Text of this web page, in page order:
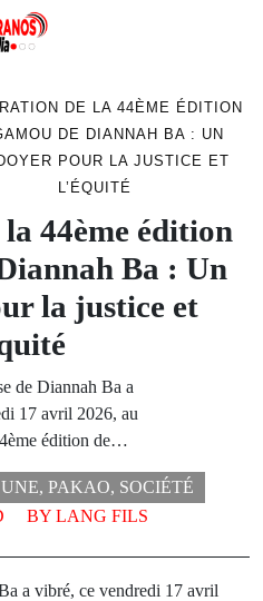
DE LA 44ÈME ÉDITION
DE DIANNAH BA : UN
POUR LA JUSTICE ET
L’ÉQUITÉ
44ème édition
Ba : Un
la justice et
de Diannah Ba a
17 avril 2026, au
édition de…
, PAKAO, SOCIÉTÉ
BY LANG FILS
a vibré, ce vendredi 17 avril